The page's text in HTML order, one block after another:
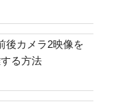
後カメラ2映像を
る方法